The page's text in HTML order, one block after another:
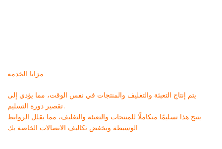
مزايا الخدمة
يتم إنتاج التعبئة والتغليف والمنتجات في نفس الوقت، مما يؤدي إلى
تقصير دورة التسليم.
يتيح هذا تسليمًا متكاملًا للمنتجات والتعبئة والتغليف، مما يقلل الروابط
الوسيطة ويخفض تكاليف الاتصالات الخاصة بك.